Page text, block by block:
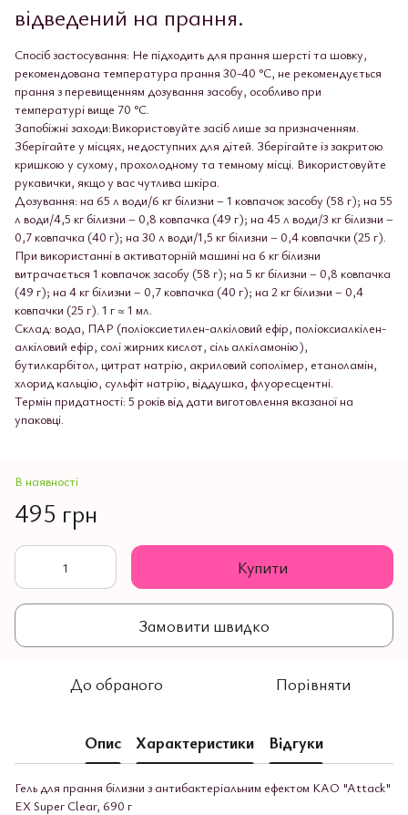
відведений на прання.
Спосіб застосування: Не підходить для прання шерсті та шовку,
рекомендована температура прання 30-40 °С, не рекомендується
прання з перевищенням дозування засобу, особливо при
температурі вище 70 °С.
Запобіжні заходи:Використовуйте засіб лише за призначенням.
Зберігайте у місцях, недоступних для дітей. Зберігайте із закритою
кришкою у сухому, прохолодному та темному місці. Використовуйте
рукавички, якщо у вас чутлива шкіра.
Дозування: на 65 л води/6 кг білизни – 1 ковпачок засобу (58 г); на 55
л води/4,5 кг білизни – 0,8 ковпачка (49 г); на 45 л води/3 кг білизни –
0,7 ковпачка (40 г); на 30 л води/1,5 кг білизни – 0,4 ковпачки (25 г).
При використанні в активаторній машині на 6 кг білизни
витрачається 1 ковпачок засобу (58 г); на 5 кг білизни – 0,8 ковпачка
(49 г); на 4 кг білизни – 0,7 ковпачка (40 г); на 2 кг білизни – 0,4
ковпачки (25 г). 1 г ≈ 1 мл.
Склад: вода, ПАР (поліоксиетилен-алкіловий ефір, поліоксиалкілен-
алкіловий ефір, солі жирних кислот, сіль алкіламонію),
бутилкарбітол, цитрат натрію, акриловий сополімер, етаноламін,
хлорид кальцію, сульфіт натрію, віддушка, флуоресцентні.
Термін придатності: 5 років від дати виготовлення вказаної на
упаковці.
В наявності
495 грн
Купити
Замовити швидко
До обраного Порівняти
Опис Характеристики Відгуки
Гель для прання білизни з антибактеріальним ефектом KAO "Attack"
EX Super Clear, 690 г